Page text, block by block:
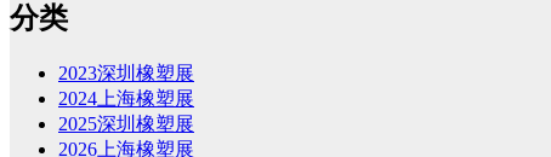
分类
2023深圳橡塑展
2024上海橡塑展
2025深圳橡塑展
2026上海橡塑展